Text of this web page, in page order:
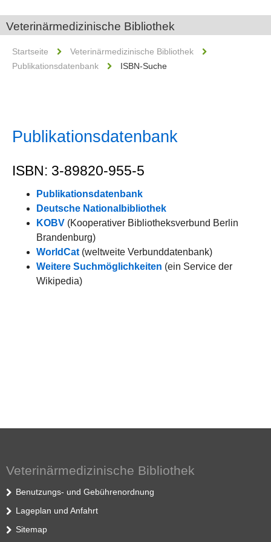
Veterinärmedizinische Bibliothek
Startseite
Veterinärmedizinische Bibliothek
Publikationsdatenbank
ISBN-Suche
Publikationsdatenbank
ISBN: 3-89820-955-5
Publikationsdatenbank
Deutsche Nationalbibliothek
KOBV (Kooperativer Bibliotheksverbund Berlin
Brandenburg)
WorldCat (weltweite Verbunddatenbank)
Weitere Suchmöglichkeiten (ein Service der
Wikipedia)
Veterinärmedizinische Bibliothek
Benutzungs- und Gebührenordnung
Lageplan und Anfahrt
Sitemap